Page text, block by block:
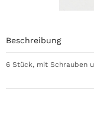
Beschreibung
6 Stück, mit Schrauben